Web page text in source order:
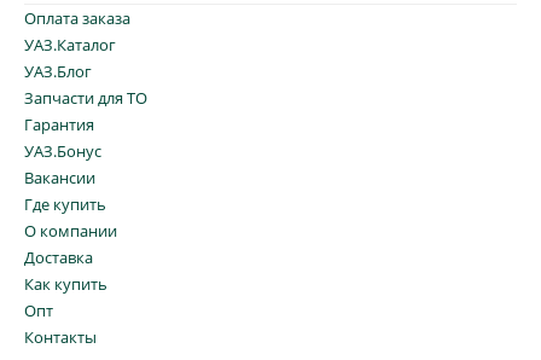
Оплата заказа
УАЗ.Каталог
УАЗ.Блог
Запчасти для ТО
Гарантия
УАЗ.Бонус
Вакансии
Где купить
О компании
Доставка
Как купить
Опт
Контакты